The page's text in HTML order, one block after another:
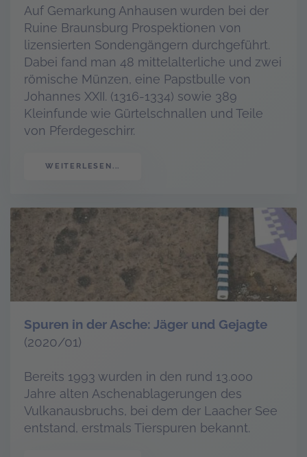
Auf Gemarkung Anhausen wurden bei der
Ruine Braunsburg Prospektionen von
lizensierten Sondengängern durchgeführt.
Dabei fand man 48 mittelalterliche und zwei
römische Münzen, eine Papstbulle von
Johannes XXII. (1316-1334) sowie 389
Kleinfunde wie Gürtelschnallen und Teile
von Pferdegeschirr.
WEITERLESEN...
Spuren in der Asche: Jäger und Gejagte
(2020/01)
Bereits 1993 wurden in den rund 13.000
Jahre alten Aschenablagerungen des
Vulkanausbruchs, bei dem der Laacher See
entstand, erstmals Tierspuren bekannt.